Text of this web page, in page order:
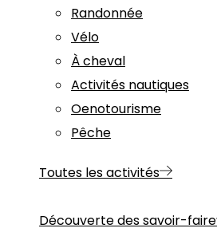
Randonnée
Vélo
À cheval
Activités nautiques
Oenotourisme
Pêche
Toutes les activités
Découverte des savoir-faire